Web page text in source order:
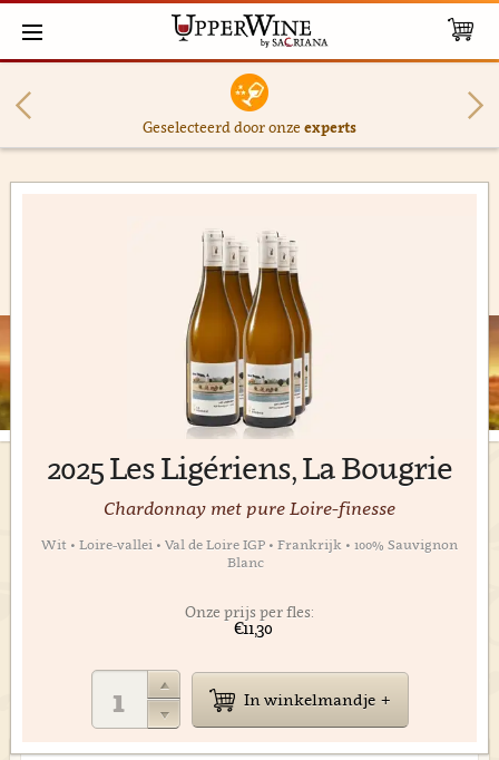
Geselecteerd door onzeexperts
2025 Les Ligériens, La Bougrie
Chardonnay met pure Loire-finesse
Wit • Loire-vallei • Val de Loire IGP • Frankrijk • 100% Sauvignon
Blanc
Onze prijs per fles:
€11,30
In winkelmandje